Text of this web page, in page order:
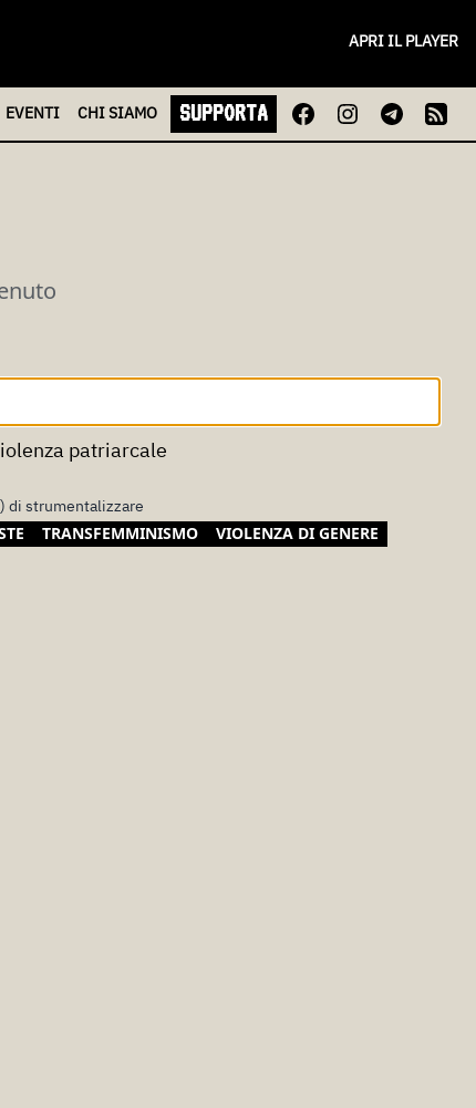
APRI IL PLAYER
EVENTI CHISIAMO SUPPORTA
Francia: nuove alleanze e mobilitazioni contro la violenza patriarcale
di strumentalizzare
TRANSFEMMINISMO
VIOLENZA DI GENERE